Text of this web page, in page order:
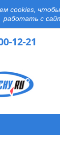
cookies,
работать с
12-21